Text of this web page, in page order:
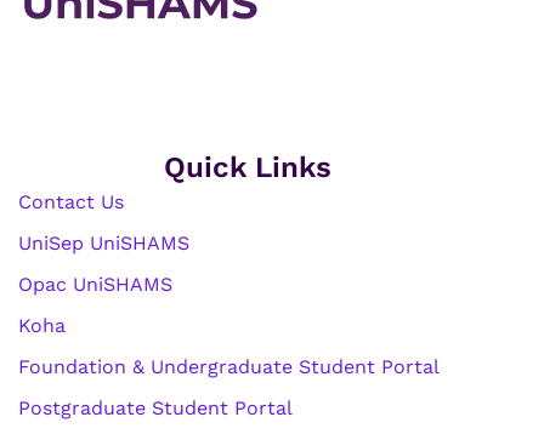
Quick Links
Contact Us
UniSep UniSHAMS
Opac UniSHAMS
Koha
Foundation & Undergraduate Student Portal
Postgraduate Student Portal